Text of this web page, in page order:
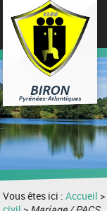
Vous êtes ici :Accueil >